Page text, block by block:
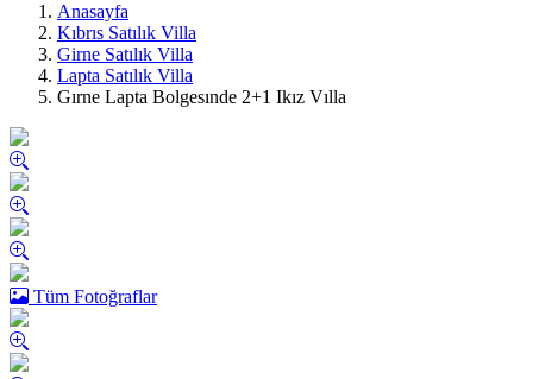
Anasayfa
Kıbrıs Satılık Villa
Girne Satılık Villa
Lapta Satılık Villa
Gırne Lapta Bolgesınde 2+1 Ikız Vılla
Tüm Fotoğraflar